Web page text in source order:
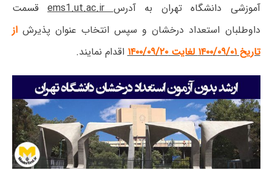
آموزشی دانشگاه تهران به آدرسems1.ut.ac.ir
قسمت
داوطلبان استعداد درخشان و سپس انتخاب عنوان پذیرش از
تاریخ ۰۱/‏۰۹/‏۱۴۰۰‬ لغایت ۲۰/‏۰۹/‏۱۴۰۰
اقدام نمایند.